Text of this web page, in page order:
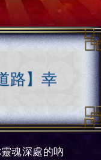
路】幸
魂深處的吶